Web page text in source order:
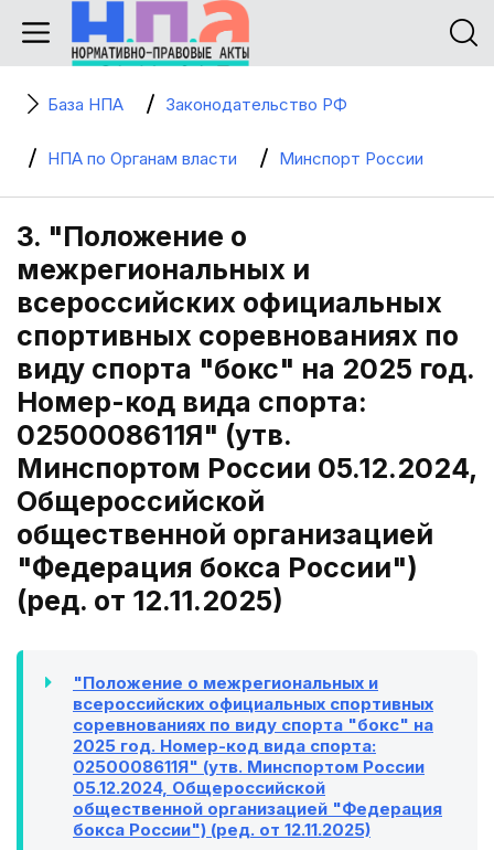
База НПА Законодательство РФ
НПА по Органам власти Минспорт России
3. "Положение о
межрегиональных и
всероссийских официальных
спортивных соревнованиях по
виду спорта "бокс" на 2025 год.
Номер-код вида спорта:
0250008611Я" (утв.
Минспортом России 05.12.2024,
Общероссийской
общественной организацией
"Федерация бокса России")
(ред. от 12.11.2025)
"Положение о межрегиональных и
всероссийских официальных спортивных
соревнованиях по виду спорта "бокс" на
2025 год. Номер-код вида спорта:
0250008611Я" (утв. Минспортом России
05.12.2024, Общероссийской
общественной организацией "Федерация
бокса России") (ред. от 12.11.2025)